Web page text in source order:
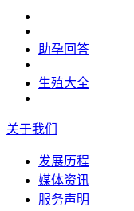
助孕回答
生殖大全
关于我们
发展历程
媒体资讯
服务声明